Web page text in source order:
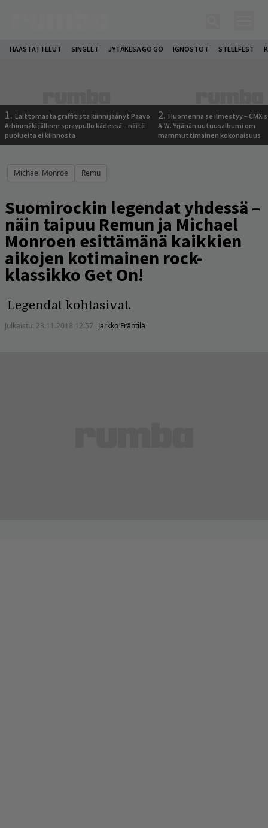
HAASTATTELUT SINGLET JYTÄKESÄ GO GO IGNOSTOT STEELFEST
1. Laittomasta graffitista kiinni jäänyt Paavo
Arhinmäki jälleen spraypullo kädessä – näitä
puolueita ei kiinnosta
2. Huomenna se ilmestyy –
A.W. Yrjänän uutuusalbumi om
mammuttimainen kokonaisuus
Michael Monroe Remu
Suomirockin legendat yhdessä –
näin taipuu Remun ja Michael
Monroen esittämänä kaikkien
aikojen kotimainen rock-
klassikko Get On!
Legendat kohtasivat.
Julkaistu: 23.11.2018 12:57 Jarkko Fräntilä